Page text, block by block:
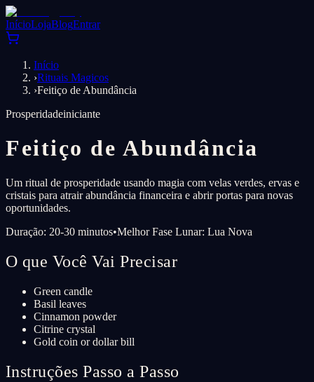
InícioLojaBlogEntrar
Início
›Rituais Magicos
›Feitiço de Abundância
Prosperidadeiniciante
Feitiço de Abundância
Um ritual de prosperidade usando magia com velas verdes, ervas e
cristais para atrair abundância financeira e abrir portas para novas
oportunidades.
Duração: 20-30 minutos•Melhor Fase Lunar: Lua Nova
O que Você Vai Precisar
Green candle
Basil leaves
Cinnamon powder
Citrine crystal
Gold coin or dollar bill
Instruções Passo a Passo